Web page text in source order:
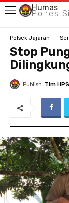
Humas
Polres
Polsek Jajaran
Stop
Publish Tim HPS